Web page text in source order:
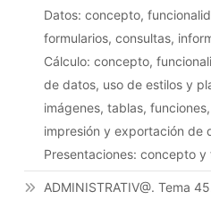
Datos: concepto,
formularios, consultas,
Cálculo: concepto,
de datos, uso de estilos y
imágenes, tablas,
impresión y exportación de
Presentaciones: concepto
ADMINISTRATIV@. Tema